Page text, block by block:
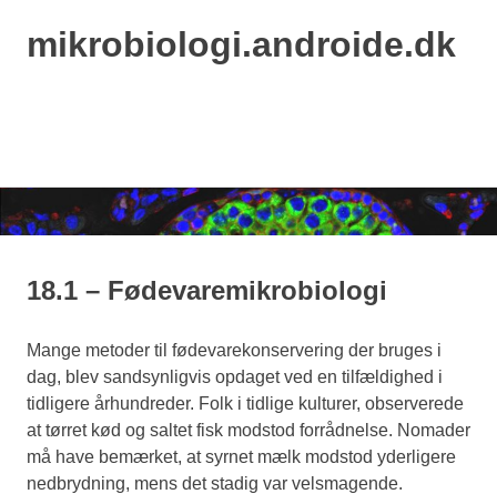
Skip
to
mikrobiologi.androide.dk
18.1 – Fødevaremikrobiologi
Mange metoder til fødevarekonservering der bruges i
dag, blev sandsynligvis opdaget ved en tilfældighed i
tidligere århundreder. Folk i tidlige kulturer, observerede
at tørret kød og saltet fisk modstod forrådnelse. Nomader
må have bemærket, at syrnet mælk modstod yderligere
nedbrydning, mens det stadig var velsmagende.